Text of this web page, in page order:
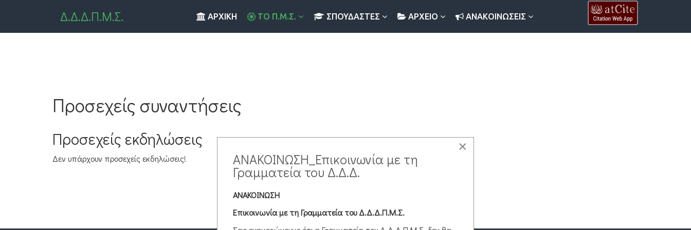
Δ.Δ.Δ.Π.Μ.Σ. ΑΡΧΙΚΉ ΤΟ Π.Μ.Σ. ΣΠΟΥΔΑΣΤΈΣ ΑΡΧΕΙΟ ΑΝΑΚΟΙΝΏΣΕΙΣ
Προσεχείς συναντήσεις
Προσεχείς εκδηλώσεις
Δεν υπάρχουν προσεχείς εκδηλώσεις!
×
ΑΝΑΚΟΙΝΩΣΗ_Επικοινωνία με τη
Γραμματεία του Δ.Δ.Δ.
ΑΝΑΚΟΙΝΩΣΗ
Επικοινωνία με τη Γραμματεία του Δ.Δ.Δ.Π.Μ.Σ.